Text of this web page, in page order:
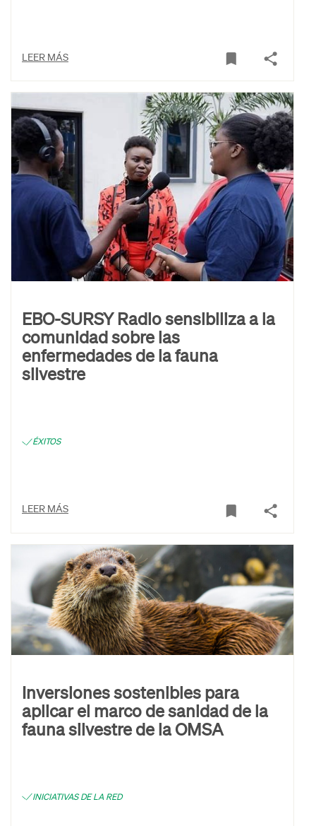
LEER MÁS
EBO-SURSY Radio sensibiliza a la
comunidad sobre las
enfermedades de la fauna
silvestre
ÉXITOS
LEER MÁS
Inversiones sostenibles para
aplicar el marco de sanidad de la
fauna silvestre de la OMSA
INICIATIVAS DE LA RED